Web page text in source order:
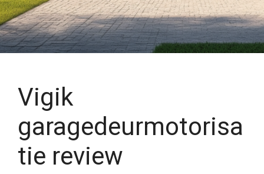
Vigik
garagedeurmotorisa
tie review